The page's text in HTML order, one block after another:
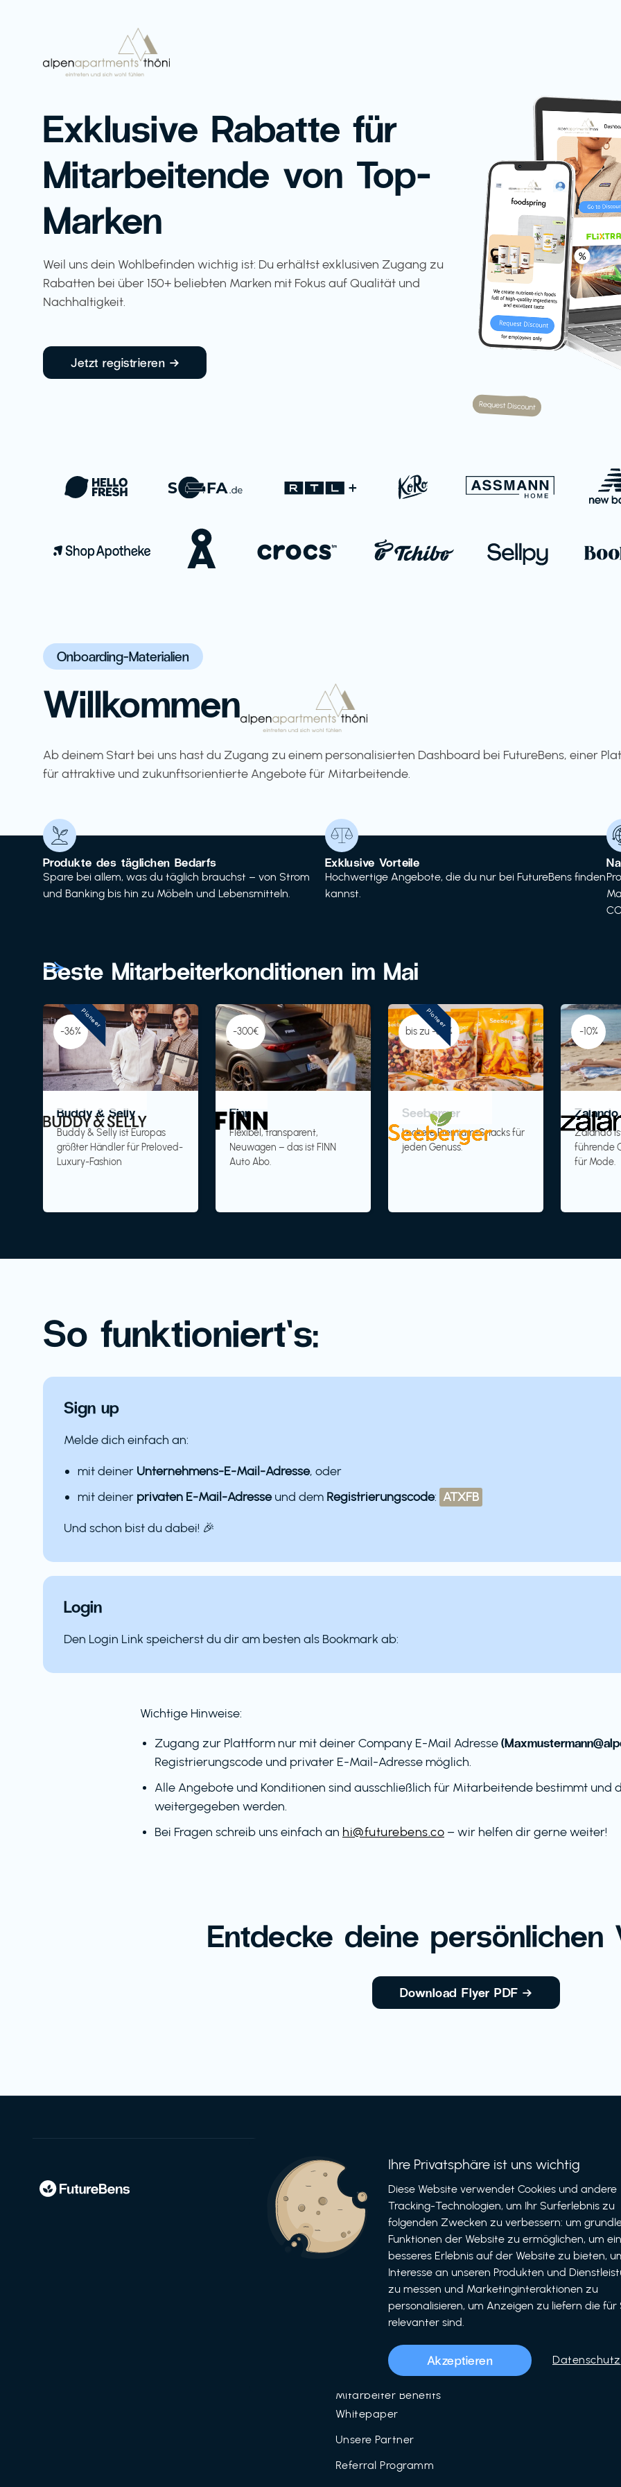
Exklusive Rabatte für
Mitarbeitende von Top-
Marken
Weil uns dein Wohlbefinden wichtig ist: Du erhältst exklusiven Zugang zu
Rabatten bei über 150+ beliebten Marken mit Fokus auf Qualität und
Nachhaltigkeit.
Jetzt registrieren →
Onboarding-Materialien
Willkommen
Ab deinem Start bei uns hast du Zugang zu einem personalisierten Dashboard bei FutureBens, einer
für attraktive und zukunftsorientierte Angebote für Mitarbeitende.
Produkte des täglichen Bedarfs
Spare bei allem, was du täglich brauchst – von Strom
und Banking bis hin zu Möbeln und Lebensmitteln.
Exklusive Vorteile
Hochwertige Angebote, die du nur bei FutureBens finden
kannst.
Beste Mitarbeiterkonditionen im Mai
-36%
Buddy & Selly
Buddy & Selly ist Europas
größter Händler für Preloved-
Luxury-Fashion
Pioneer
-300€
Finn
Flexibel, transparent,
Neuwagen – das ist FINN
Auto Abo.
bis zu -30%
Seeberger
Leckere Premium-Snacks für
jeden Genuss.
Pioneer
-10%
Zalando
führende
für Mode.
So funktioniert’s:
Sign up
Melde dich einfach an:
mit deiner Unternehmens-E-Mail-Adresse, oder
mit deiner privaten E-Mail-Adresseund dem Registrierungscode: ATXFB
Und schon bist du dabei! 🎉
Login
Den Login Link speicherst du dir am besten als Bookmark ab:
Wichtige Hinweise:
Zugang zur Plattform nur mit deiner Company E-Mail Adresse
Registrierungscode und privater E-Mail-Adresse möglich.
Alle Angebote und Konditionen sind ausschließlich für Mitarbeitende bestimmt und
weitergegeben werden.
Bei Fragen schreib uns einfach an hi@futurebens.co – wir helfen dir gerne weiter!
Entdecke deine persönlichen
Download Flyer PDF →
Informationen
Für Unternehmen
Für Partner
Unser Team
Mitarbeiter Benefits
Mitarbeiter Benefits
Whitepaper
Unsere Partner
Referral Programm
Bewerben
als Unternehmen
Ihre Privatsphäre ist uns wichtig
Diese Website verwendet Cookies und andere
Tracking-Technologien, um Ihr Surferlebnis zu
folgenden Zwecken zu verbessern: um
Funktionen der Website zu ermöglichen, um ein
besseres Erlebnis auf der Website zu bieten,
Interesse an unseren Produkten und
zu messen und Marketinginteraktionen zu
personalisieren, um Anzeigen zu liefern die für
relevanter sind.
Akzeptieren Datenschutz